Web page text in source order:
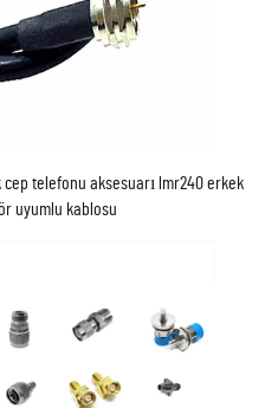
telefonu aksesuarı lmr240 erkek
uyumlu kablosu